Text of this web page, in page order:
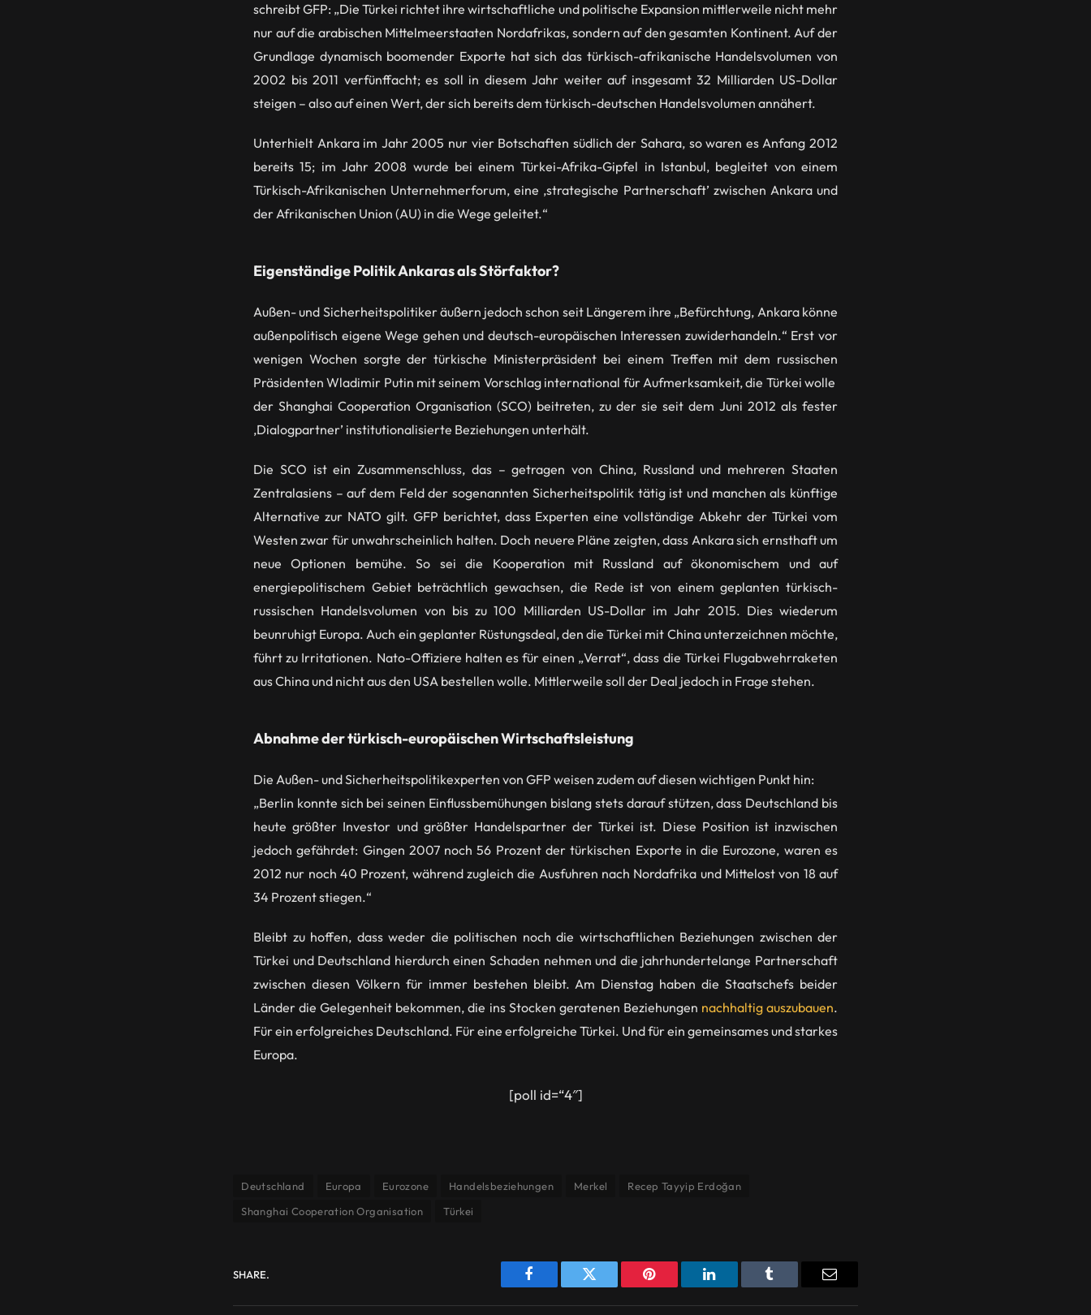
schreibt GFP: „Die Türkei richtet ihre wirtschaftliche und politische Expansion mittlerweile nicht mehr
nur auf die arabischen Mittelmeerstaaten Nordafrikas, sondern auf den gesamten Kontinent. Auf der
Grundlage dynamisch boomender Exporte hat sich das türkisch-afrikanische Handelsvolumen von
2002 bis 2011 verfünffacht; es soll in diesem Jahr weiter auf insgesamt 32 Milliarden US-Dollar
steigen – also auf einen Wert, der sich bereits dem türkisch-deutschen Handelsvolumen annähert.
Unterhielt Ankara im Jahr 2005 nur vier Botschaften südlich der Sahara, so waren es Anfang 2012
bereits 15; im Jahr 2008 wurde bei einem Türkei-Afrika-Gipfel in Istanbul, begleitet von einem
Türkisch-Afrikanischen Unternehmerforum, eine ‚strategische Partnerschaft’ zwischen Ankara und
der Afrikanischen Union (AU) in die Wege geleitet.“
Eigenständige Politik Ankaras als Störfaktor?
Außen- und Sicherheitspolitiker äußern jedoch schon seit Längerem ihre „Befürchtung, Ankara könne
außenpolitisch eigene Wege gehen und deutsch-europäischen Interessen zuwiderhandeln.“ Erst vor
wenigen Wochen sorgte der türkische Ministerpräsident bei einem Treffen mit dem russischen
Präsidenten Wladimir Putin mit seinem Vorschlag international für Aufmerksamkeit, die Türkei wolle
der Shanghai Cooperation Organisation (SCO) beitreten, zu der sie seit dem Juni 2012 als fester
‚Dialogpartner’ institutionalisierte Beziehungen unterhält.
Die SCO ist ein Zusammenschluss, das – getragen von China, Russland und mehreren Staaten
Zentralasiens – auf dem Feld der sogenannten Sicherheitspolitik tätig ist und manchen als künftige
Alternative zur NATO gilt. GFP berichtet, dass Experten eine vollständige Abkehr der Türkei vom
Westen zwar für unwahrscheinlich halten. Doch neuere Pläne zeigten, dass Ankara sich ernsthaft um
neue Optionen bemühe. So sei die Kooperation mit Russland auf ökonomischem und auf
energiepolitischem Gebiet beträchtlich gewachsen, die Rede ist von einem geplanten türkisch-
russischen Handelsvolumen von bis zu 100 Milliarden US-Dollar im Jahr 2015. Dies wiederum
beunruhigt Europa. Auch ein geplanter Rüstungsdeal, den die Türkei mit China unterzeichnen möchte,
führt zu Irritationen. Nato-Offiziere halten es für einen „Verrat“, dass die Türkei Flugabwehrraketen
aus China und nicht aus den USA bestellen wolle. Mittlerweile soll der Deal jedoch in Frage stehen.
Abnahme der türkisch-europäischen Wirtschaftsleistung
Die Außen- und Sicherheitspolitikexperten von GFP weisen zudem auf diesen wichtigen Punkt hin:
„Berlin konnte sich bei seinen Einflussbemühungen bislang stets darauf stützen, dass Deutschland bis
heute größter Investor und größter Handelspartner der Türkei ist. Diese Position ist inzwischen
jedoch gefährdet: Gingen 2007 noch 56 Prozent der türkischen Exporte in die Eurozone, waren es
2012 nur noch 40 Prozent, während zugleich die Ausfuhren nach Nordafrika und Mittelost von 18 auf
34 Prozent stiegen.“
Bleibt zu hoffen, dass weder die politischen noch die wirtschaftlichen Beziehungen zwischen der
Türkei und Deutschland hierdurch einen Schaden nehmen und die jahrhundertelange Partnerschaft
zwischen diesen Völkern für immer bestehen bleibt. Am Dienstag haben die Staatschefs beider
Länder die Gelegenheit bekommen, die ins Stocken geratenen Beziehungen nachhaltig auszubauen.
Für ein erfolgreiches Deutschland. Für eine erfolgreiche Türkei. Und für ein gemeinsames und starkes
Europa.
[poll id=“4″]
Deutschland Europa Eurozone Handelsbeziehungen Merkel
Recep Tayyip Erdoğan
Shanghai Cooperation Organisation
Türkei
SHARE.
Facebook Twitter Pinterest LinkedIn Tumblr